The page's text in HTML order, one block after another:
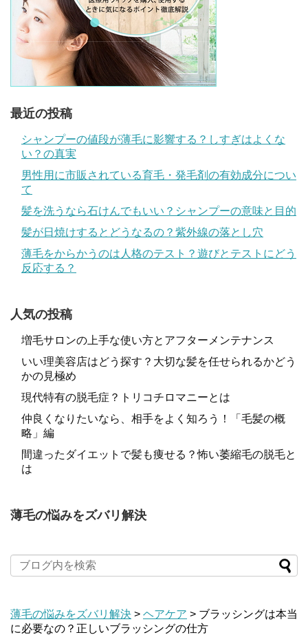
最近の投稿
シャンプーの値段が薄毛に影響する？しすぎはよくな
い？の真実
男性用に市販されている育毛・発毛剤の有効成分につい
て
髪を洗うなら石けんでもいい？シャンプーの意味と目的
髪が日焼けするとどうなるの？紫外線の落とし穴
薄毛をからかうのは人格のテスト？遊びとテストにどう
反応する？
人気の投稿
増毛サロンの上手な使い方とアフターメンテナンス
いい理美容店はどう探す？大切な髪を任せられるかどう
かの見極め
現代特有の脱毛症？トリコチロマニーとは
仲良くなりたいなら、相手をよく知ろう！「毛髪の概
略」編
間違ったダイエットで髪も痩せる？怖い萎縮毛の脱毛と
は
薄毛の悩みをズバリ解決
薄毛の悩みをズバリ解決 > ヘアケア > ブラッシングは本当
に必要なの？正しいブラッシングの仕方